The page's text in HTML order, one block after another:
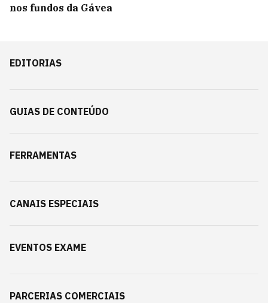
nos fundos da Gávea
EDITORIAS
GUIAS DE CONTEÚDO
FERRAMENTAS
CANAIS ESPECIAIS
EVENTOS EXAME
PARCERIAS COMERCIAIS